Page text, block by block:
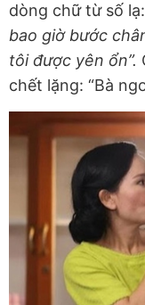
dòng chữ từ số lạ:
bao giờ bước
tôi được yên ổn”.
chết lặng: “Bà